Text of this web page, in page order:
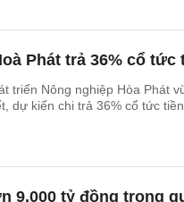
Phát trả 36% cổ tức
triển Nông nghiệp Hòa Phát
dự kiến chi trả 36% cổ tức
9.000 tỷ đồng trong